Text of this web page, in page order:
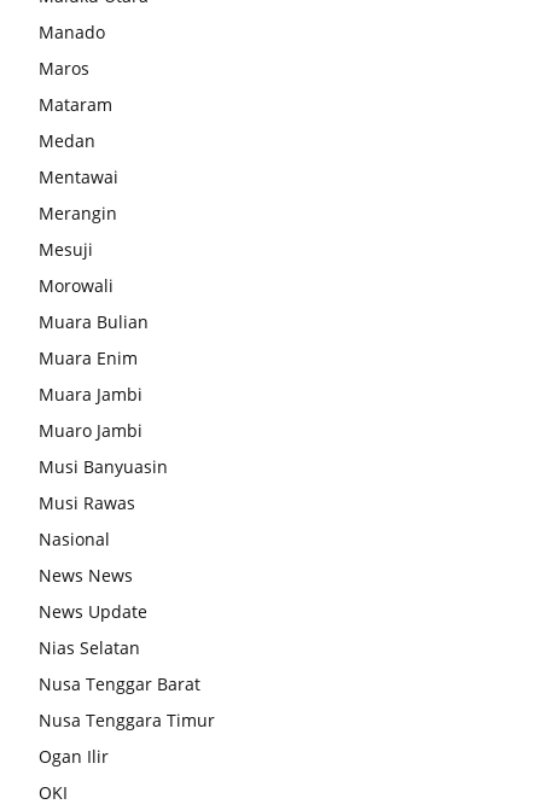
Manado
Maros
Mataram
Medan
Mentawai
Merangin
Mesuji
Morowali
Muara Bulian
Muara Enim
Muara Jambi
Muaro Jambi
Musi Banyuasin
Musi Rawas
Nasional
News News
News Update
Nias Selatan
Nusa Tenggar Barat
Nusa Tenggara Timur
Ogan Ilir
OKI